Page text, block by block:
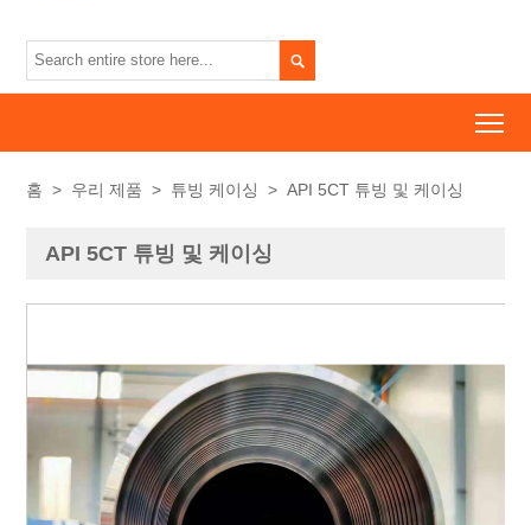

홈 > 우리 제품 > 튜빙 케이싱 > API 5CT 튜빙 및 케이싱
API 5CT 튜빙 및 케이싱